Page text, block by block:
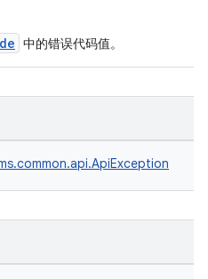
中的错误代码值。